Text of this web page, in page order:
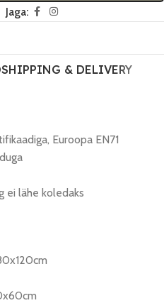
Jaga:
SHIPPING & DELIVERY
Euroopa EN71
ei lähe koledaks